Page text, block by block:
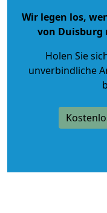
Wir legen los,
von Duisburg
Holen Sie
unverbindliche